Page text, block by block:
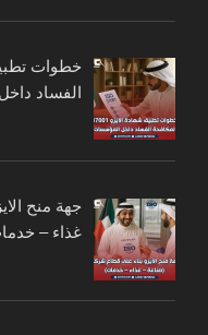
الفساد
جهة منح
غذاء –